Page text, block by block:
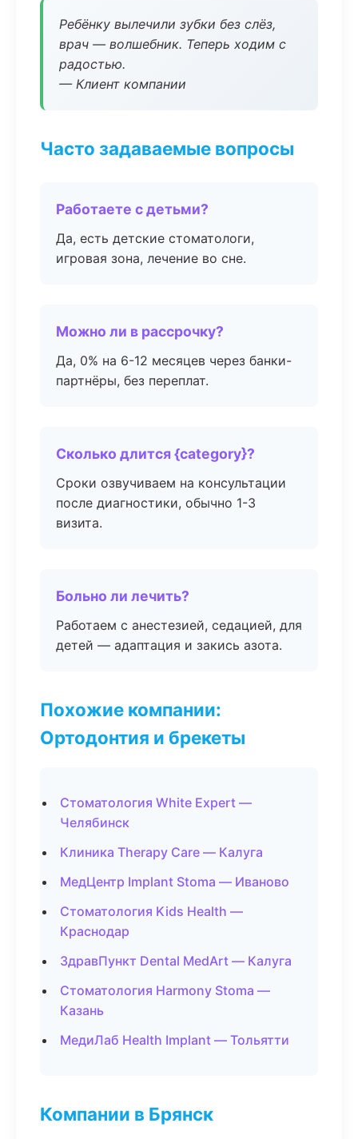
Ребёнку вылечили зубки без слёз,
врач — волшебник. Теперь ходим с
радостью.
— Клиент компании
Часто задаваемые вопросы
Работаете с детьми?
Да, есть детские стоматологи,
игровая зона, лечение во сне.
Можно ли в рассрочку?
Да, 0% на 6-12 месяцев через банки-
партнёры, без переплат.
Сколько длится {category}?
Сроки озвучиваем на консультации
после диагностики, обычно 1-3
визита.
Больно ли лечить?
Работаем с анестезией, седацией, для
детей — адаптация и закись азота.
Похожие компании:
Ортодонтия и брекеты
Стоматология White Expert —
Челябинск
Клиника Therapy Care — Калуга
МедЦентр Implant Stoma — Иваново
Стоматология Kids Health —
Краснодар
ЗдравПункт Dental MedArt — Калуга
Стоматология Harmony Stoma —
Казань
МедиЛаб Health Implant — Тольятти
Компании в Брянск